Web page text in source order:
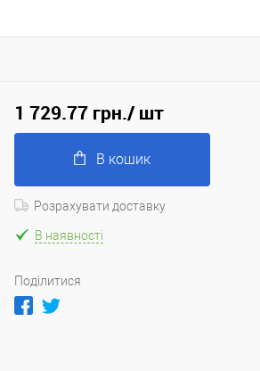
1 729.77 грн./ шт
В кошик
Розрахувати доставку
В наявності
Поділитися